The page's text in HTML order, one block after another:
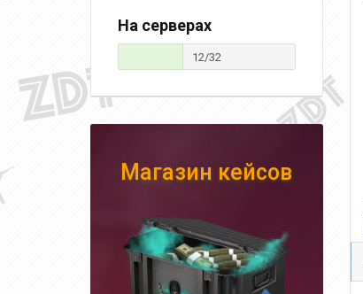
На серверах
12/32
Магазин кейсов